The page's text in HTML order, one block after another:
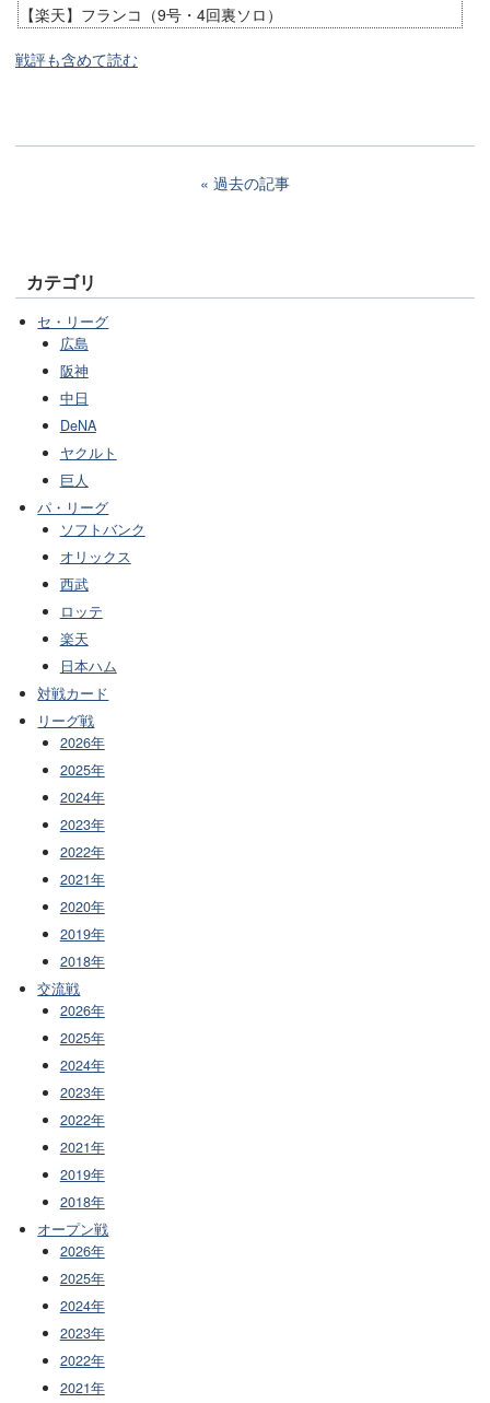
【楽天】フランコ（9号・4回裏ソロ）
戦評も含めて読む
過去の記事
カテゴリ
セ・リーグ
広島
阪神
中日
DeNA
ヤクルト
巨人
パ・リーグ
ソフトバンク
オリックス
西武
ロッテ
楽天
日本ハム
対戦カード
リーグ戦
2026年
2025年
2024年
2023年
2022年
2021年
2020年
2019年
2018年
交流戦
2026年
2025年
2024年
2023年
2022年
2021年
2019年
2018年
オープン戦
2026年
2025年
2024年
2023年
2022年
2021年